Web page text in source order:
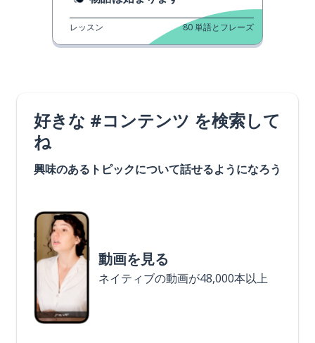
レッスン 80単語とフレーズ
好きな #コンテンツ を検索して
ね
興味のあるトピックについて話せるようになろう
動画を見る
ネイティブの動画が48,000本以上